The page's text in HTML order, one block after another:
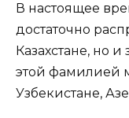
В настоящее
достаточно
Казахстане, но
этой фамилией
Узбекистане,